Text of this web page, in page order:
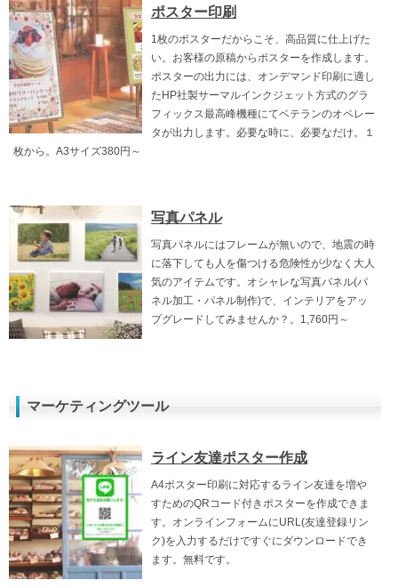
ポスター印刷
1枚のポスターだからこそ、高品質に仕上げた
い。お客様の原稿からポスターを作成します。
ポスターの出力には、オンデマンド印刷に適し
たHP社製サーマルインクジェット方式のグラ
フィックス最高峰機種にてベテランのオペレー
タが出力します。必要な時に、必要なだけ。１
枚から。A3サイズ380円～
写真パネル
写真パネルにはフレームが無いので、地震の時
に落下しても人を傷つける危険性が少なく大人
気のアイテムです。オシャレな写真パネル(パ
ネル加工・パネル制作)で、インテリアをアッ
プグレードしてみませんか？。1,760円～
マーケティングツール
ライン友達ポスター作成
A4ポスター印刷に対応するライン友達を増や
すためのQRコード付きポスターを作成できま
す。オンラインフォームにURL(友達登録リン
ク)を入力するだけですぐにダウンロードでき
ます。無料です。